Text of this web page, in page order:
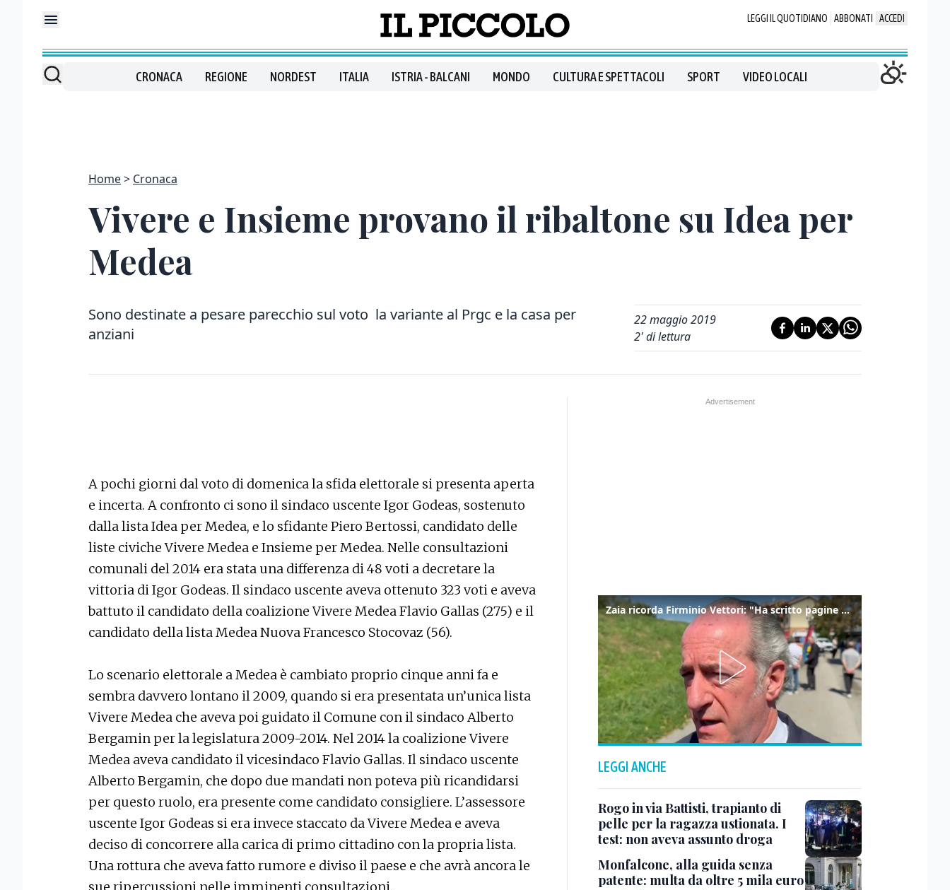
LEGGI IL QUOTIDIANO ABBONATI ACCEDI
CRONACA REGIONE NORDEST ITALIA ISTRIA - BALCANI MONDO CULTURA E SPETTACOLI SPORT VIDEO LOCALI
Home Cronaca
Vivere e Insieme provano il ribaltone su Idea per
Medea
Sono destinate a pesare parecchio sul voto la variante al Prgc e la casa per
anziani
22 maggio 2019
2' di lettura
A pochi giorni dal voto di domenica la sfida elettorale si presenta aperta
e incerta. A confronto ci sono il sindaco uscente Igor Godeas, sostenuto
dalla lista Idea per Medea, e lo sfidante Piero Bertossi, candidato delle
liste civiche Vivere Medea e Insieme per Medea. Nelle consultazioni
comunali del 2014 era stata una differenza di 48 voti a decretare la
vittoria di Igor Godeas. Il sindaco uscente aveva ottenuto 323 voti e aveva
battuto il candidato della coalizione Vivere Medea Flavio Gallas (275) e il
candidato della lista Medea Nuova Francesco Stocovaz (56).
Lo scenario elettorale a Medea è cambiato proprio cinque anni fa e
sembra davvero lontano il 2009, quando si era presentata un’unica lista
Vivere Medea che aveva poi guidato il Comune con il sindaco Alberto
Bergamin per la legislatura 2009-2014. Nel 2014 la coalizione Vivere
Medea aveva candidato il vicesindaco Flavio Gallas. Il sindaco uscente
Alberto Bergamin, che dopo due mandati non poteva più ricandidarsi
per questo ruolo, era presente come candidato consigliere. L’assessore
uscente Igor Godeas si era invece staccato da Vivere Medea e aveva
deciso di concorrere alla carica di primo cittadino con la propria lista.
Una rottura che aveva fatto rumore e diviso il paese e che avrà ancora le
Zaia ricorda Firminio Vettori: "Ha scritto pagine di storia del nostro territorio"
LEGGI ANCHE
Rogo in via Battisti, trapianto di
pelle per la ragazza ustionata. I
test: non aveva assunto droga
Monfalcone, alla guida senza
patente: multa da oltre 5 mila euro